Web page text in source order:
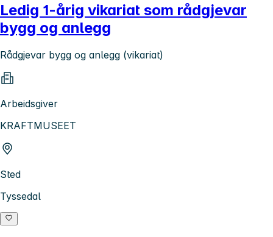
Ledig 1-årig vikariat som rådgjevar
bygg og anlegg
Rådgjevar bygg og anlegg (vikariat)
Arbeidsgiver
KRAFTMUSEET
Sted
Tyssedal